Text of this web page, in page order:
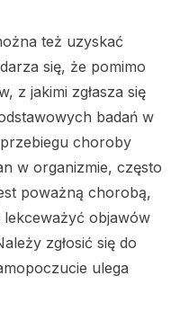
też uzyskać
się, że pomimo
z jakimi zgłasza się
badań w
choroby
w organizmie, często
poważną chorobą,
lekceważyć objawów
zgłosić się do
ulega